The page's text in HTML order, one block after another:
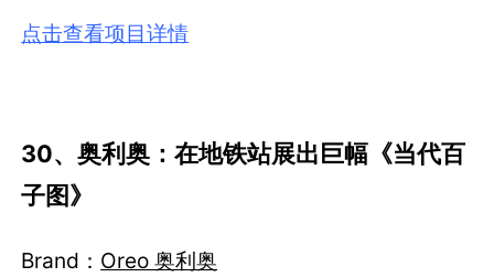
点击查看项目详情
30、奥利奥：在地铁站展出巨幅《当代百
子图》
Brand： Oreo 奥利奥